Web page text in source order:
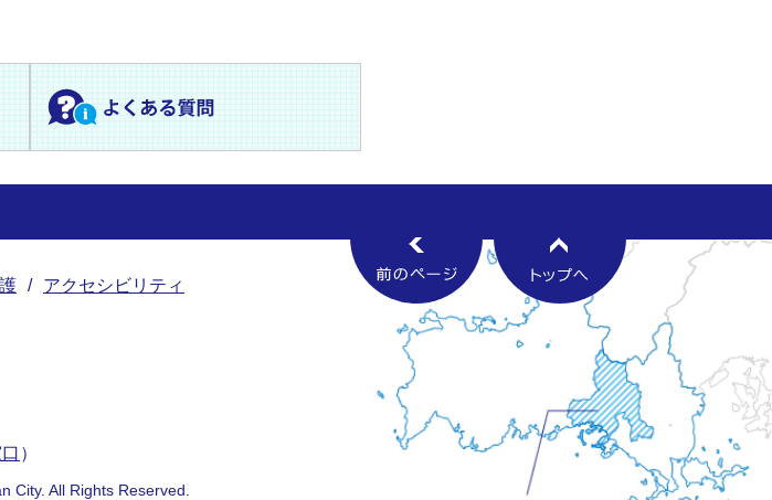
アクセシビリティ
）
City. All Rights Reserved.